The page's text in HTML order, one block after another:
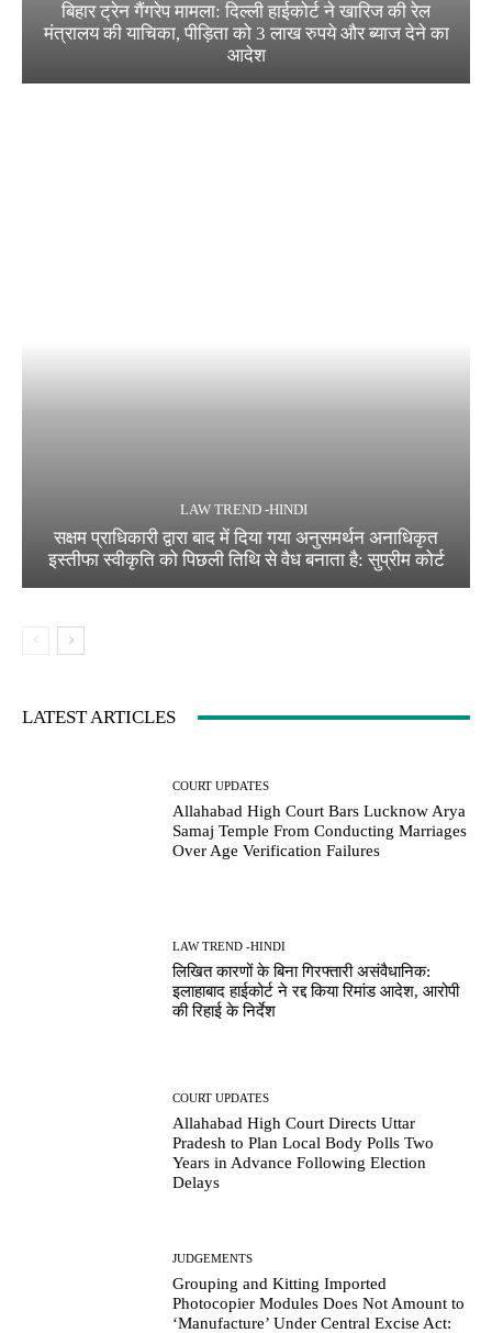
बिहार ट्रेन गैंगरेप मामला: दिल्ली हाईकोर्ट ने खारिज की रेल
मंत्रालय की याचिका, पीड़िता को 3 लाख रुपये और ब्याज देने का
आदेश
LAW TREND -HINDI
सक्षम प्राधिकारी द्वारा बाद में दिया गया अनुसमर्थन अनाधिकृत
इस्तीफा स्वीकृति को पिछली तिथि से वैध बनाता है: सुप्रीम कोर्ट
LATEST ARTICLES
COURT UPDATES
Allahabad High Court Bars Lucknow Arya
Samaj Temple From Conducting Marriages
Over Age Verification Failures
LAW TREND -HINDI
लिखित कारणों के बिना गिरफ्तारी असंवैधानिक:
इलाहाबाद हाईकोर्ट ने रद्द किया रिमांड आदेश, आरोपी
की रिहाई के निर्देश
COURT UPDATES
Allahabad High Court Directs Uttar
Pradesh to Plan Local Body Polls Two
Years in Advance Following Election
Delays
JUDGEMENTS
Grouping and Kitting Imported
Photocopier Modules Does Not Amount to
‘Manufacture’ Under Central Excise Act: